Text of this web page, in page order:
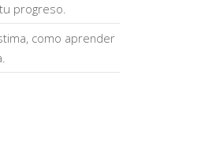
progreso.
como aprender